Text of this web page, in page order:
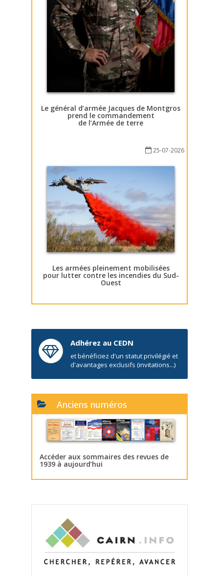
Le général d’armée Jacques de Montgros
prend le commandement
de l’Armée de terre
25-07-2026
Les armées pleinement mobilisées
pour lutter contre les incendies du Sud-
Ouest
Adhérez au CEDN
et bénéficiez d'un statut privilégié et
d'avantages exclusifs (invitations...)
Anciens numéros
Accéder aux sommaires des revues de
1939 à aujourd’hui